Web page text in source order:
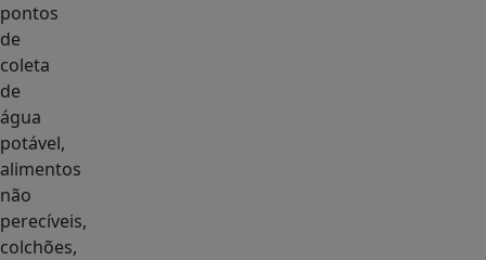
pontos
de
coleta
de
água
potável,
alimentos
não
perecíveis,
colchões,